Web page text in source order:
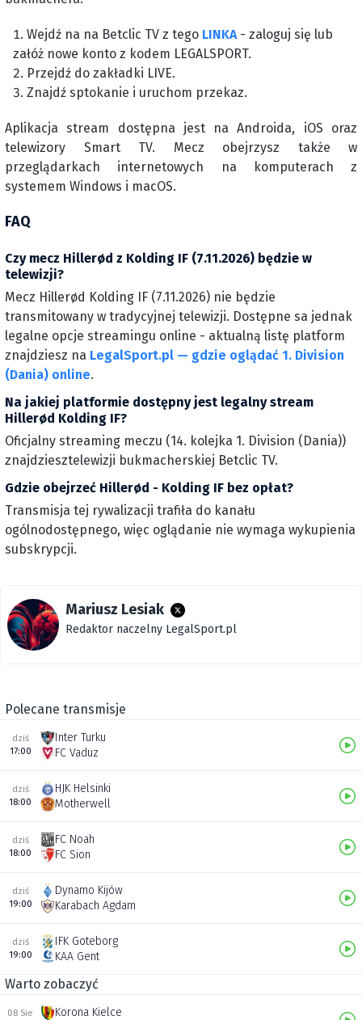
Wejdź na na Betclic TV z tego LINKA- zaloguj się lub
załóż nowe konto z kodem LEGALSPORT.
Przejdź do zakładki LIVE.
Znajdź sptokanie i uruchom przekaz.
Aplikacja stream dostępna jest na Androida, iOS oraz
telewizory Smart TV. Mecz obejrzysz także w
przeglądarkach internetowych na komputerach z
systemem Windows i macOS.
FAQ
Czy mecz Hillerød z Kolding IF (7.11.2026) będzie w
telewizji?
Mecz Hillerød Kolding IF (7.11.2026) nie będzie
transmitowany w tradycyjnej telewizji. Dostępne sa jednak
legalne opcje streamingu online - aktualną listę platform
znajdziesz na LegalSport.pl — gdzie oglądać 1. Division
(Dania) online.
Na jakiej platformie dostępny jest legalny stream
Hillerød Kolding IF?
Oficjalny streaming meczu (14. kolejka 1. Division (Dania))
znajdziesztelewizji bukmacherskiej Betclic TV.
Gdzie obejrzeć Hillerød - Kolding IF bez opłat?
Transmisja tej rywalizacji trafiła do kanału
ogólnodostępnego, więc oglądanie nie wymaga wykupienia
subskrypcji.
Mariusz Lesiak
Redaktor naczelny LegalSport.pl
Polecane transmisje
dziś
17:00
Inter Turku
FC Vaduz
dziś
18:00
HJK Helsinki
Motherwell
dziś
18:00
FC Noah
FC Sion
dziś
19:00
Dynamo Kijów
Karabach Agdam
dziś
19:00
IFK Goteborg
KAA Gent
Warto zobaczyć
08 Sie
Korona Kielce